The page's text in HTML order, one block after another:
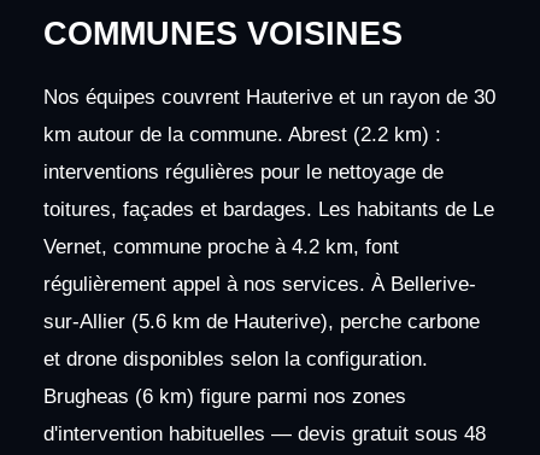
COMMUNES VOISINES
Nos équipes couvrent Hauterive et un rayon de 30
km autour de la commune. Abrest (2.2 km) :
interventions régulières pour le nettoyage de
toitures, façades et bardages. Les habitants de Le
Vernet, commune proche à 4.2 km, font
régulièrement appel à nos services. À Bellerive-
sur-Allier (5.6 km de Hauterive), perche carbone
et drone disponibles selon la configuration.
Brugheas (6 km) figure parmi nos zones
d'intervention habituelles — devis gratuit sous 48